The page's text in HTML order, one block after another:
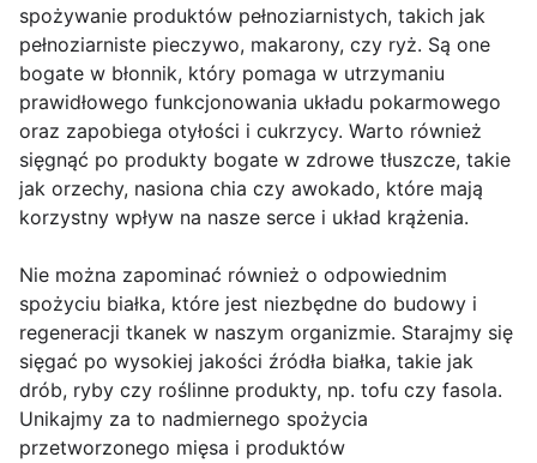
spożywanie produktów pełnoziarnistych, takich jak
pełnoziarniste pieczywo, makarony, czy ryż. Są one
bogate w błonnik, który pomaga w utrzymaniu
prawidłowego funkcjonowania układu pokarmowego
oraz zapobiega otyłości i cukrzycy. Warto również
sięgnąć po produkty bogate w zdrowe tłuszcze, takie
jak orzechy, nasiona chia czy awokado, które mają
korzystny wpływ na nasze serce i układ krążenia.
Nie można zapominać również o odpowiednim
spożyciu białka, które jest niezbędne do budowy i
regeneracji tkanek w naszym organizmie. Starajmy się
sięgać po wysokiej jakości źródła białka, takie jak
drób, ryby czy roślinne produkty, np. tofu czy fasola.
Unikajmy za to nadmiernego spożycia
przetworzonego mięsa i produktów